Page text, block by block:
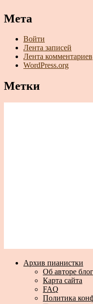
Мета
Войти
Лента записей
Лента комментариев
WordPress.org
Метки
Архив пианистки
Об авторе
Карта сайта
FAQ
Политика